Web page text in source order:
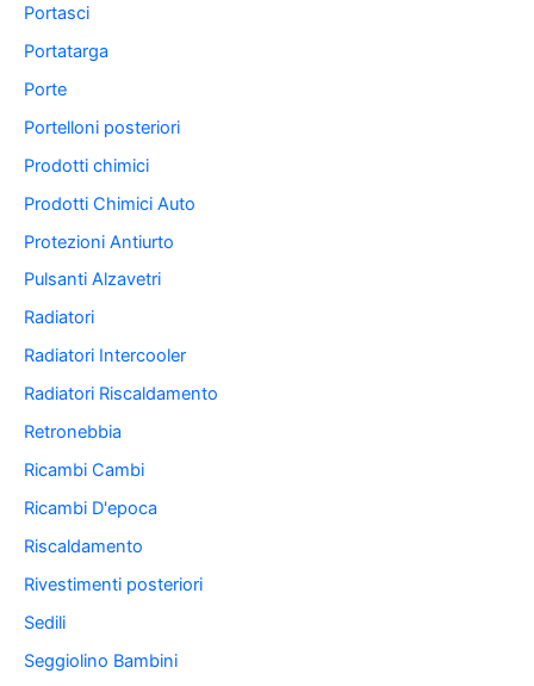
Portasci
Portatarga
Porte
Portelloni posteriori
Prodotti chimici
Prodotti Chimici Auto
Protezioni Antiurto
Pulsanti Alzavetri
Radiatori
Radiatori Intercooler
Radiatori Riscaldamento
Retronebbia
Ricambi Cambi
Ricambi D'epoca
Riscaldamento
Rivestimenti posteriori
Sedili
Seggiolino Bambini